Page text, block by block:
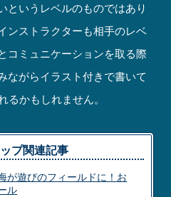
というレベルのものではあり
ンストラクターも相手のレベ
コミュニケーションを取る際
ながらイラスト付きで書いて
るかもしれません。
プ関連記事
が遊びのフィールドに！お
ル